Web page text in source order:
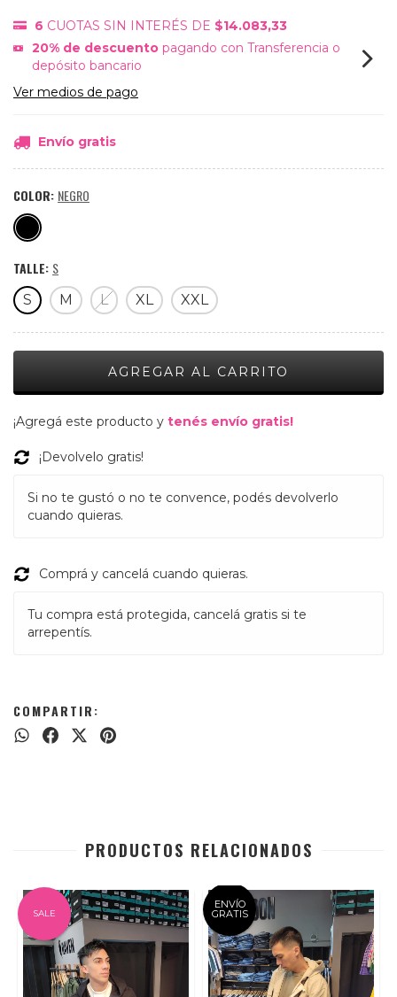
6 CUOTAS SIN INTERÉS DE $14.083,33
20% de descuento pagando con Transferencia o
depósito bancario
Ver medios de pago
Envío gratis
COLOR: NEGRO
TALLE: S
S M L XL XXL
¡Agregá este producto y tenés envío gratis!
¡Devolvelo gratis!
Si no te gustó o no te convence, podés devolverlo
cuando quieras.
Comprá y cancelá cuando quieras.
Tu compra está protegida, cancelá gratis si te
arrepentís.
COMPARTIR:
PRODUCTOS RELACIONADOS
SALE
ENVÍO
GRATIS